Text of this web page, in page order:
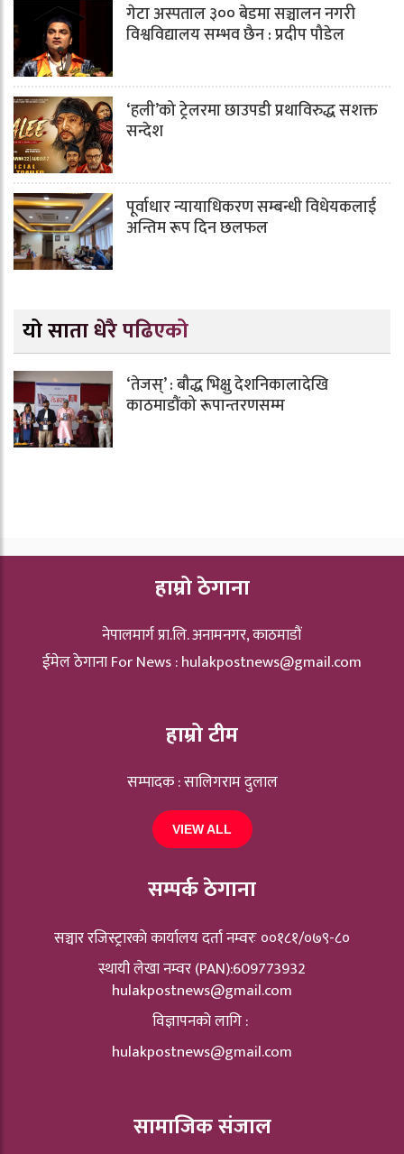
गेटा अस्पताल ३०० बेडमा सञ्चालन नगरी
विश्वविद्यालय सम्भव छैन : प्रदीप पौडेल
‘हली’को ट्रेलरमा छाउपडी प्रथाविरुद्ध सशक्त
सन्देश
पूर्वाधार न्यायाधिकरण सम्बन्धी विधेयकलाई
अन्तिम रूप दिन छलफल
यो साता धेरै पढिएको
‘तेजस्’ : बौद्ध भिक्षु देशनिकालादेखि
काठमाडौंको रूपान्तरणसम्म
हाम्रो ठेगाना
नेपालमार्ग प्रा.लि. अनामनगर, काठमाडौं
ईमेल ठेगाना For News :hulakpostnews@gmail.com
हाम्रो टीम
सम्पादक : सालिगराम दुलाल
VIEW ALL
सम्पर्क ठेगाना
सञ्चार रजिस्ट्रारकाे कार्यालय दर्ता नम्वरः ००१८१/०७९-८०
स्थायी लेखा नम्वर (PAN):609773932
hulakpostnews@gmail.com
विज्ञापनको लागि :
hulakpostnews@gmail.com
सामाजिक संजाल